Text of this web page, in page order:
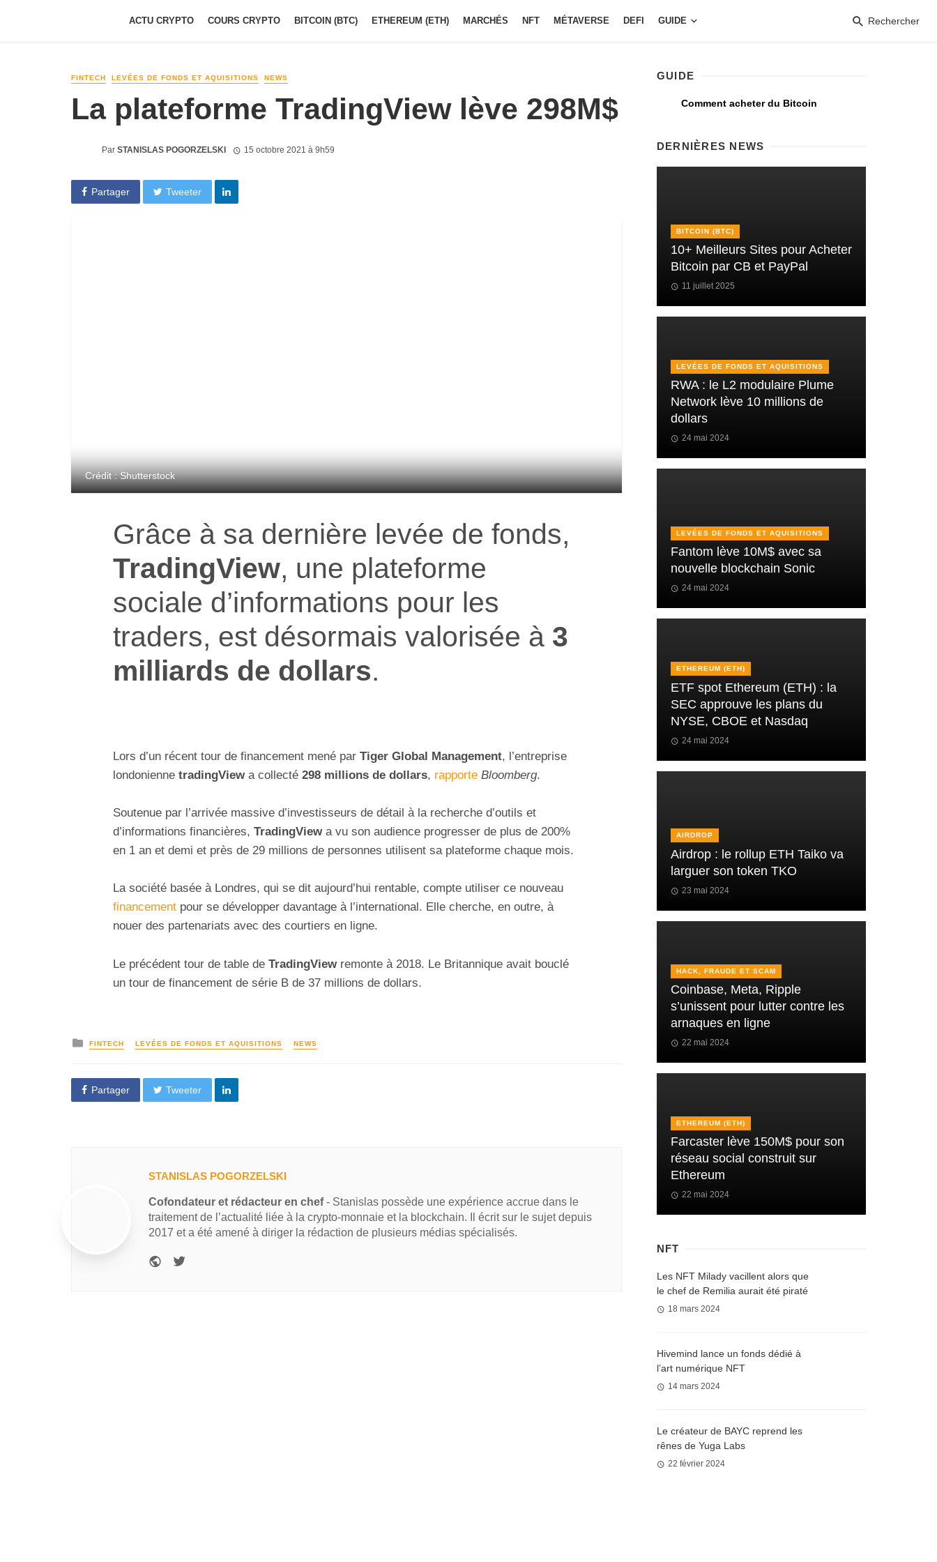
ACTU CRYPTO COURS CRYPTO BITCOIN (BTC) ETHEREUM (ETH) MARCHÉS NFT MÉTAVERSE DEFI GUIDE Rechercher
FINTECH LEVÉES DE FONDS ET AQUISITIONS NEWS
La plateforme TradingView lève 298M$
Par STANISLAS POGORZELSKI 15 octobre 2021 à 9h59
Partager Tweeter
Crédit : Shutterstock
Grâce à sa dernière levée de fonds,
TradingView, une plateforme
sociale d’informations pour les
traders, est désormais valorisée à 3
milliards de dollars.
Lors d’un récent tour de financement mené par Tiger Global Management, l’entreprise
londonienne tradingView a collecté 298 millions de dollars, rapporte Bloomberg.
Soutenue par l’arrivée massive d’investisseurs de détail à la recherche d’outils et
d’informations financières, TradingView a vu son audience progresser de plus de 200%
en 1 an et demi et près de 29 millions de personnes utilisent sa plateforme chaque mois.
La société basée à Londres, qui se dit aujourd’hui rentable, compte utiliser ce nouveau
financement pour se développer davantage à l’international. Elle cherche, en outre, à
nouer des partenariats avec des courtiers en ligne.
Le précédent tour de table de TradingView remonte à 2018. Le Britannique avait bouclé
un tour de financement de série B de 37 millions de dollars.
FINTECH LEVÉES DE FONDS ET AQUISITIONS NEWS
Partager Tweeter
STANISLAS POGORZELSKI
Cofondateur et rédacteur en chef- Stanislas possède une expérience accrue dans le
traitement de l’actualité liée à la crypto-monnaie et la blockchain. Il écrit sur le sujet depuis
2017 et a été amené à diriger la rédaction de plusieurs médias spécialisés.
GUIDE
Comment acheter du Bitcoin
DERNIÈRES NEWS
BITCOIN (BTC)
10+ Meilleurs Sites pour Acheter
Bitcoin par CB et PayPal
11 juillet 2025
LEVÉES DE FONDS ET AQUISITIONS
RWA : le L2 modulaire Plume
Network lève 10 millions de
dollars
24 mai 2024
LEVÉES DE FONDS ET AQUISITIONS
Fantom lève 10M$ avec sa
nouvelle blockchain Sonic
24 mai 2024
ETHEREUM (ETH)
ETF spot Ethereum (ETH) : la
SEC approuve les plans du
NYSE, CBOE et Nasdaq
24 mai 2024
AIRDROP
Airdrop : le rollup ETH Taiko va
larguer son token TKO
23 mai 2024
HACK, FRAUDE ET SCAM
Coinbase, Meta, Ripple
s’unissent pour lutter contre les
arnaques en ligne
22 mai 2024
ETHEREUM (ETH)
Farcaster lève 150M$ pour son
réseau social construit sur
Ethereum
22 mai 2024
NFT
Les NFT Milady vacillent alors que
le chef de Remilia aurait été piraté
18 mars 2024
Hivemind lance un fonds dédié à
l’art numérique NFT
14 mars 2024
Le créateur de BAYC reprend les
rênes de Yuga Labs
22 février 2024